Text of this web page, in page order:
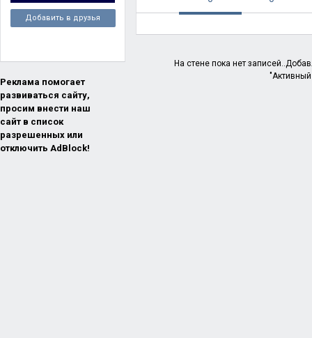
Добавить в друзья
Реклама помогает
развиваться сайту,
просим внести наш
сайт в список
разрешенных или
отключить AdBlock!
На стене пока нет
"Активный